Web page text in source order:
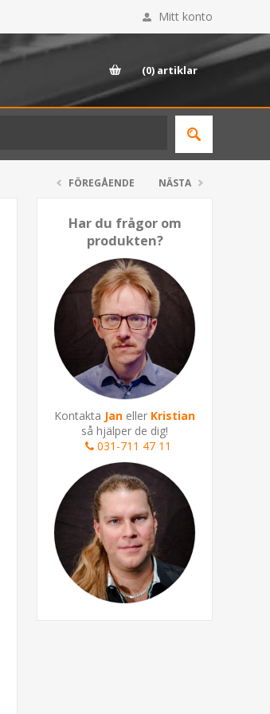
Mitt konto
(0) artiklar
FÖREGÅENDE NÄSTA
Har du frågor om
produkten?
Kontakta Jan eller Kristian
så hjälper de dig!
031-711 47 11